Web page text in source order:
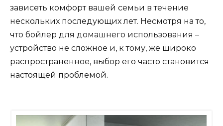
зависеть комфорт вашей семьи в течение
нескольких последующих лет. Несмотря на то,
что бойлер для домашнего использования –
устройство не сложное и, к тому, же широко
распространенное, выбор его часто становится
настоящей проблемой.